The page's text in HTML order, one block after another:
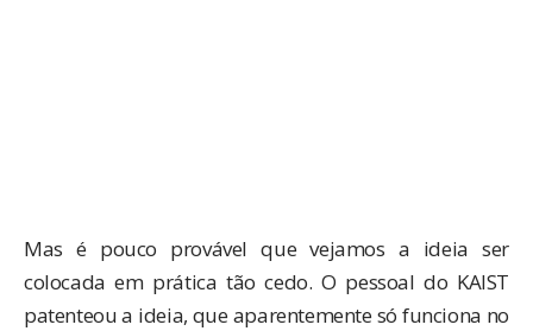
Mas é pouco provável que vejamos a ideia ser
colocada em prática tão cedo. O pessoal do KAIST
patenteou a ideia, que aparentemente só funciona no